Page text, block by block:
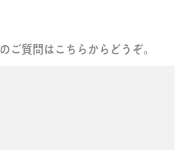
ご質問はこちらからどうぞ。